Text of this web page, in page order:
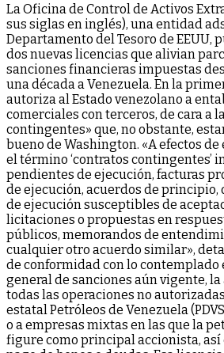
La Oficina de Control de Activos
sus siglas en inglés), una entidad
Departamento del Tesoro de EEUU,
dos nuevas licencias que alivian
sanciones financieras impuestas
una década a Venezuela. En la
autoriza al Estado venezolano a
comerciales con terceros, de cara a
contingentes» que, no obstante,
bueno de Washington. «A efectos
el término ‘contratos contingentes’
pendientes de ejecución, facturas
de ejecución, acuerdos de
de ejecución susceptibles de
licitaciones o propuestas en
públicos, memorandos de
cualquier otro acuerdo similar»,
de conformidad con lo contemplado
general de sanciones aún vigente,
todas las operaciones no
estatal Petróleos de Venezuela
o a empresas mixtas en las que la
figure como principal accionista, así